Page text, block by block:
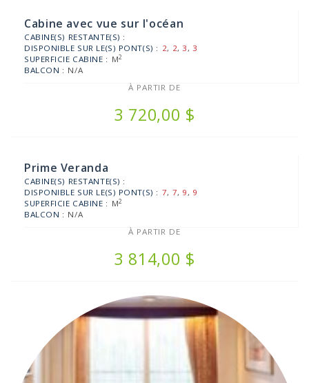
Cabine avec vue sur l'océan
CABINE(S) RESTANTE(S) :
DISPONIBLE SUR LE(S) PONT(S) : 2, 2,3, 3
SUPERFICIE CABINE : M2
BALCON : N/A
À PARTIR DE
3 720,00 $
Prime Veranda
CABINE(S) RESTANTE(S) :
DISPONIBLE SUR LE(S) PONT(S) : 7, 7, 9, 9
SUPERFICIE CABINE : M2
BALCON : N/A
À PARTIR DE
3 814,00 $